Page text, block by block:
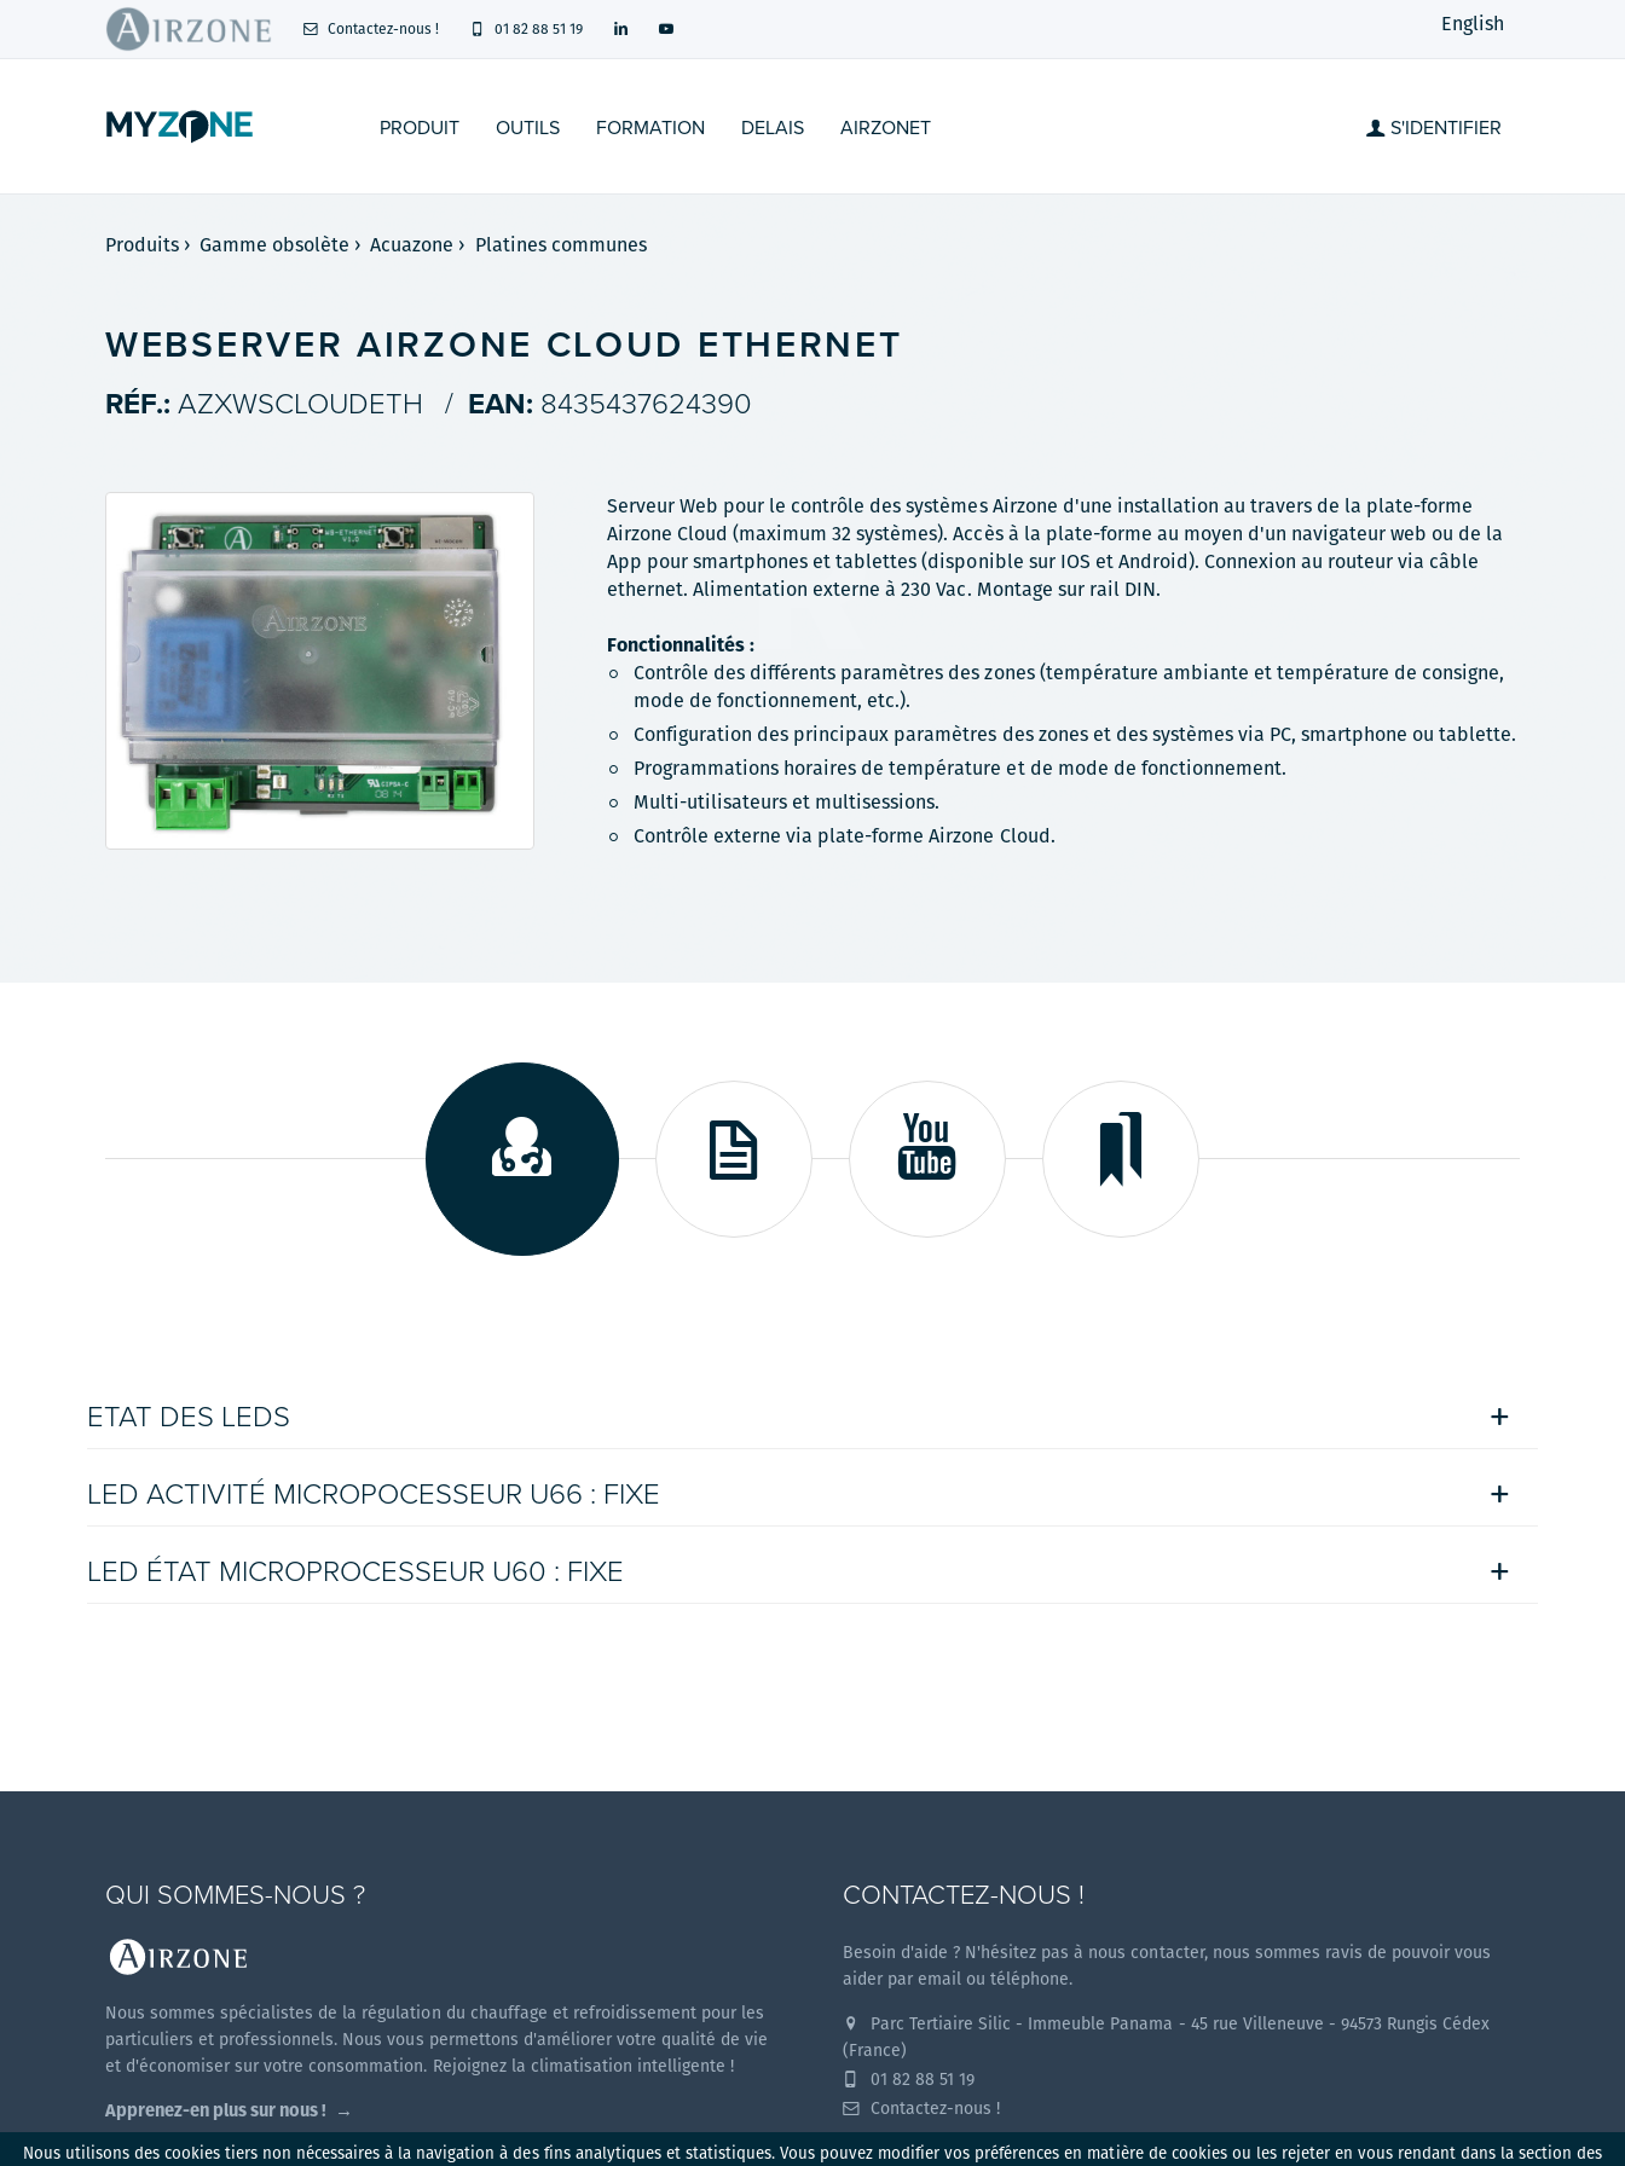
Nous utilisons des cookies tiers non nécessaires à la navigation à des fins analytiques et statistiques. Vous pouvez modifier vos préférences en matière de cookies ou les rejeter en vous rendant dans la section des
Contactez-nous ! 01 82 88 51 19 English
PRODUIT OUTILS FORMATION DELAIS AIRZONET S'IDENTIFIER
Produits › Gamme obsolète › Acuazone › Platines communes
WEBSERVER AIRZONE CLOUD ETHERNET
RÉF.: AZXWSCLOUDETH / EAN: 8435437624390
Serveur Web pour le contrôle des systèmes Airzone d'une installation au travers de la plate-forme
Airzone Cloud (maximum 32 systèmes). Accès à la plate-forme au moyen d'un navigateur web ou de la
App pour smartphones et tablettes (disponible sur IOS et Android). Connexion au routeur via câble
ethernet. Alimentation externe à 230 Vac. Montage sur rail DIN.
Fonctionnalités :
Contrôle des différents paramètres des zones (température ambiante et température de consigne,
mode de fonctionnement, etc.).
Configuration des principaux paramètres des zones et des systèmes via PC, smartphone ou tablette.
Programmations horaires de température et de mode de fonctionnement.
Multi-utilisateurs et multisessions.
Contrôle externe via plate-forme Airzone Cloud.
ETAT DES LEDS
LED ACTIVITÉ MICROPOCESSEUR U66 : FIXE
LED ÉTAT MICROPROCESSEUR U60 : FIXE
QUI SOMMES-NOUS ?
Nous sommes spécialistes de la régulation du chauffage et refroidissement pour les
particuliers et professionnels. Nous vous permettons d'améliorer votre qualité de vie
et d'économiser sur votre consommation. Rejoignez la climatisation intelligente !
Apprenez-en plus sur nous !
CONTACTEZ-NOUS !
Besoin d'aide ? N'hésitez pas à nous contacter, nous sommes ravis de pouvoir vous
aider par email ou téléphone.
Parc Tertiaire Silic - Immeuble Panama - 45 rue Villeneuve - 94573 Rungis Cédex
(France)
01 82 88 51 19
Contactez-nous !